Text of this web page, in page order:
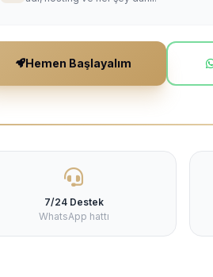
Hemen Başlayalım
7/24 Destek
WhatsApp hattı